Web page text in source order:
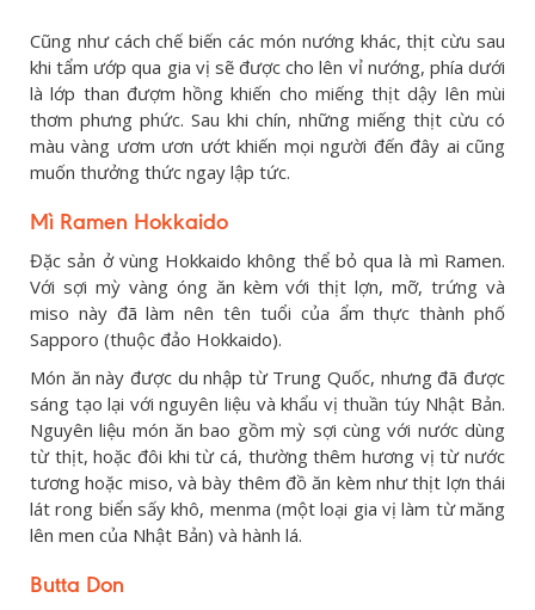
Cũng như cách chế biến các món nướng khác, thịt cừu sau
khi tẩm ướp qua gia vị sẽ được cho lên vỉ nướng, phía dưới
là lớp than đượm hồng khiến cho miếng thịt dậy lên mùi
thơm phưng phức. Sau khi chín, những miếng thịt cừu có
màu vàng ươm ươn ướt khiến mọi người đến đây ai cũng
muốn thưởng thức ngay lập tức.
Mì Ramen Hokkaido
Đặc sản ở vùng Hokkaido không thể bỏ qua là mì Ramen.
Với sợi mỳ vàng óng ăn kèm với thịt lợn, mỡ, trứng và
miso này đã làm nên tên tuổi của ẩm thực thành phố
Sapporo (thuộc đảo Hokkaido).
Món ăn này được du nhập từ Trung Quốc, nhưng đã được
sáng tạo lại với nguyên liệu và khẩu vị thuần túy Nhật Bản.
Nguyên liệu món ăn bao gồm mỳ sợi cùng với nước dùng
từ thịt, hoặc đôi khi từ cá, thường thêm hương vị từ nước
tương hoặc miso, và bày thêm đồ ăn kèm như thịt lợn thái
lát rong biển sấy khô, menma (một loại gia vị làm từ măng
lên men của Nhật Bản) và hành lá.
Butta Don